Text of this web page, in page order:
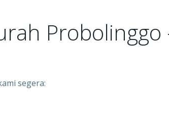
Probolinggo
segera: